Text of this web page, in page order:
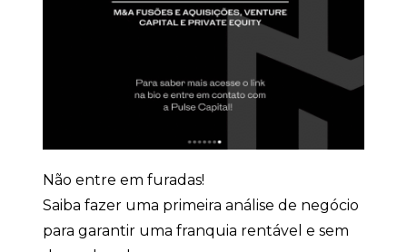
Não entre em furadas!
Saiba fazer uma primeira análise de negócio
para garantir uma franquia rentável e sem